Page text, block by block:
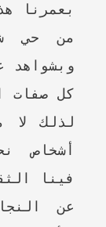
من حي
وبشواهد
كل صفات
لذلك لا
أشخاص
فينا
عن